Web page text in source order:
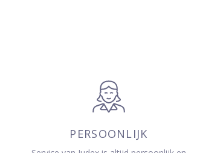
PERSOONLIJK